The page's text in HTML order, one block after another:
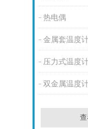
热电偶
金属套温度
压力式温度
双金属温度